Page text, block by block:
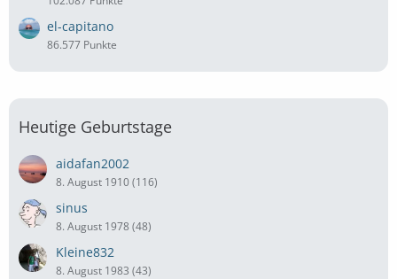
el-capitano
86.577 Punkte
Heutige Geburtstage
aidafan2002
8. August 1910 (116)
sinus
8. August 1978 (48)
Kleine832
8. August 1983 (43)